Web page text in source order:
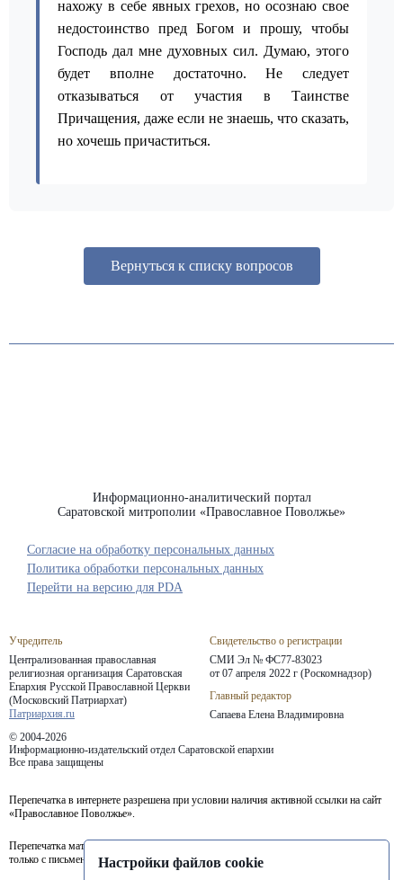
нахожу в себе явных грехов, но осознаю свое
недостоинство пред Богом и прошу, чтобы
Господь дал мне духовных сил. Думаю, этого
будет вполне достаточно. Не следует
отказываться от участия в Таинстве
Причащения, даже если не знаешь, что сказать,
но хочешь причаститься.
Вернуться к списку вопросов
Информационно-аналитический портал
Саратовской митрополии «Православное Поволжье»
Учредитель
Централизованная православная
религиозная организация Саратовская
Епархия Русской Православной Церкви
(Московский Патриархат)
Патриархия.ru
Свидетельство о регистрации
СМИ Эл № ФС77-83023
от 07 апреля 2022 г (Роскомнадзор)
Главный редактор
Сапаева Елена Владимировна
© 2004-2026
Информационно-издательский отдел Саратовской епархии
Все права защищены
Согласие на обработку персональных данных
Политика обработки персональных данных
Перепечатка в интернете разрешена при условии наличия активной ссылки на сайт
«Православное Поволжье».
Перепечатка материалов портала в печатных изданиях (книгах, прессе) возможна
только с письменного разрешения редакции.
Перейти на версию для PDA
Настройки файлов cookie